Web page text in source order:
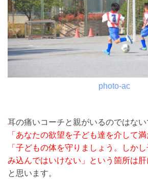
photo-ac
耳の痛いコーチと親がいるのではない
「あなたの欲望を子ども達を介して
「子どもの体を守りましょう。しか
み込んではいけない」という箇所は
と思います。